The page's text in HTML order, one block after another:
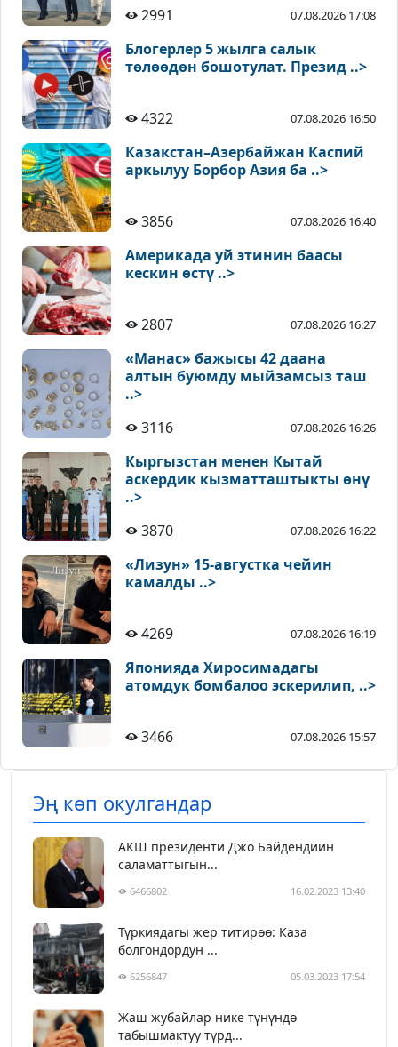
2991 07.08.2026 17:08
Блогерлер 5 жылга салык
төлөөдөн бошотулат. Презид ..>
4322 07.08.2026 16:50
Казакстан–Азербайжан Каспий
аркылуу Борбор Азия ба ..>
3856 07.08.2026 16:40
Америкада уй этинин баасы
кескин өстү ..>
2807 07.08.2026 16:27
«Манас» бажысы 42 даана
алтын буюмду мыйзамсыз таш
..>
3116
07.08.2026 16:26
Кыргызстан менен Кытай
аскердик кызматташтыкты өнү
..>
3870
07.08.2026 16:22
«Лизун» 15-августка чейин
камалды ..>
4269 07.08.2026 16:19
Японияда Хиросимадагы
атомдук бомбалоо эскерилип, ..>
3466 07.08.2026 15:57
Эң көп окулгандар
АКШ президенти Джо Байдендиин
саламаттыгын...
6466802 16.02.2023 13:40
Түркиядагы жер титирөө: Каза
болгондордун ...
6256847 05.03.2023 17:54
Жаш жубайлар нике түнүндө
табышмактуу түрд...